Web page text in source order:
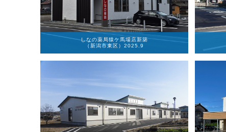
しなの薬局猿ケ馬場店新築
（新潟市東区）2025.9